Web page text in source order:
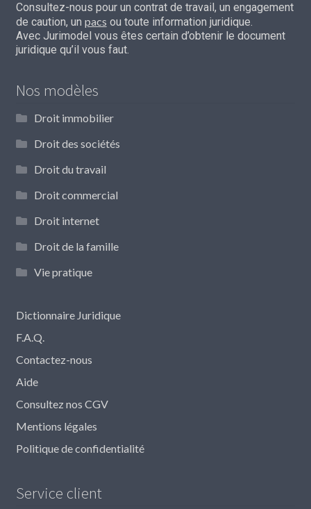
Consultez-nous pour un contrat de travail, un engagement
de caution, un pacs ou toute information juridique.
Avec Jurimodel vous êtes certain d’obtenir le document
juridique qu’il vous faut.
Nos modèles
Droit immobilier
Droit des sociétés
Droit du travail
Droit commercial
Droit internet
Droit de la famille
Vie pratique
Dictionnaire Juridique
F.A.Q.
Contactez-nous
Aide
Consultez nos CGV
Mentions légales
Politique de confidentialité
Service client